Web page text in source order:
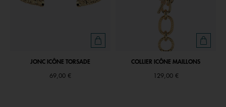
JONC ICÔNE TORSADE
69,00 €
COLLIER ICÔNE MAILLONS
129,00 €